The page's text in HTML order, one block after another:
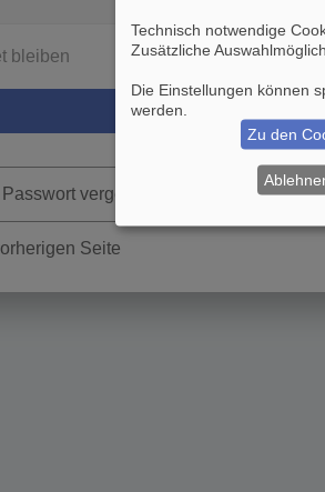
bleiben
vergessen
Seite
Technisch notwendige
Zusätzliche
Die Einstellungen können
werden.
Zu den